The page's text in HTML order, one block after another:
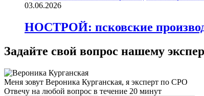
03.06.2026
НОСТРОЙ: псковские
Задайте свой вопрос нашему
Меня зовут Вероника Курганская, я эксперт по СРО
Отвечу на любой вопрос в течение 20 минут